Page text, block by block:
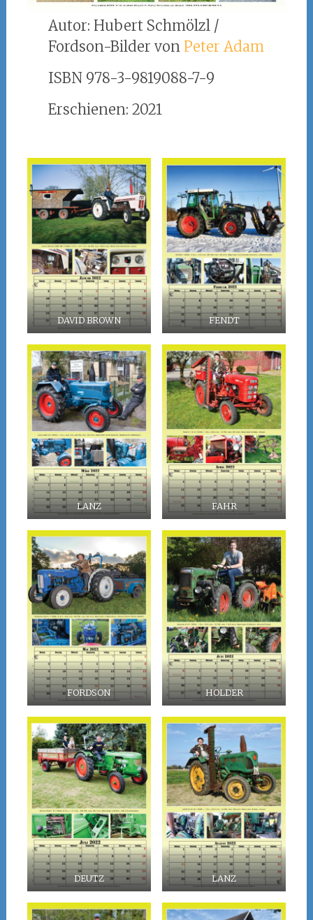
Autor: Hubert Schmölzl /
Fordson-Bilder von Peter Adam
ISBN 978-3-9819088-7-9
Erschienen: 2021
DAVID BROWN FENDT
LANZ FAHR
FORDSON HOLDER
DEUTZ LANZ